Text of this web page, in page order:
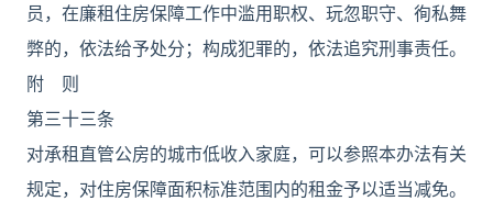
员，在廉租住房保障工作中滥用职权、玩忽职守、徇私舞
弊的，依法给予处分；构成犯罪的，依法追究刑事责任。
附 则
第三十三条
对承租直管公房的城市低收入家庭，可以参照本办法有关
规定，对住房保障面积标准范围内的租金予以适当减免。